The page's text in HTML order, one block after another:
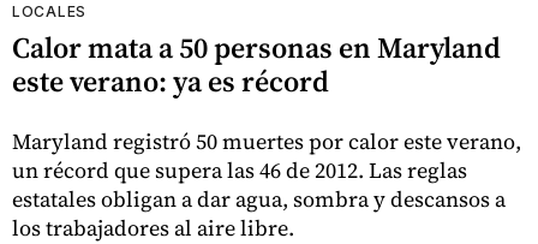
LOCALES
Calor mata a 50 personas en Maryland
este verano: ya es récord
Maryland registró 50 muertes por calor este verano,
un récord que supera las 46 de 2012. Las reglas
estatales obligan a dar agua, sombra y descansos a
los trabajadores al aire libre.